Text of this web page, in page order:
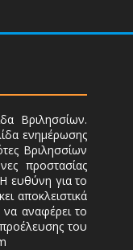
Βριλησσίων.
ενημέρωσης
Βριλησσίων
προστασίας
ευθύνη για το
αποκλειστικά
αναφέρει το
του